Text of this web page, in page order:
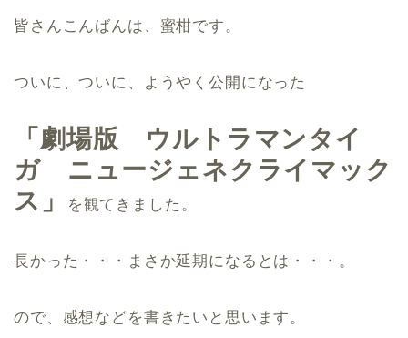
皆さんこんばんは、蜜柑です。
ついに、ついに、ようやく公開になった
「劇場版 ウルトラマンタイ
ガ ニュージェネクライマック
ス」
を観てきました。
長かった・・・まさか延期になるとは・・・。
ので、感想などを書きたいと思います。